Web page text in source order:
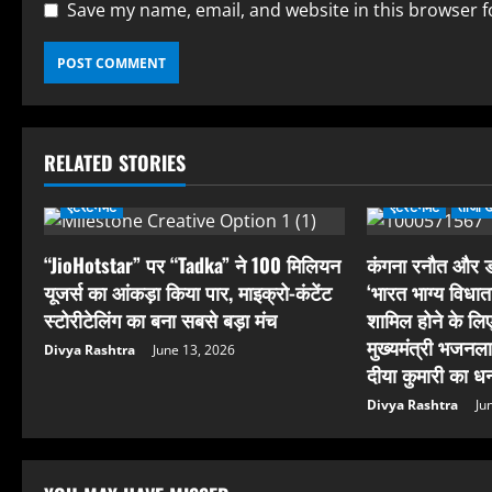
Save my name, email, and website in this browser
RELATED STORIES
एंटरटेनमेंट
“JioHotstar” पर “Tadka” ने 100 मिलियन
यूजर्स का आंकड़ा किया पार, माइक्रो-कंटेंट
स्टोरीटेलिंग का बना सबसे बड़ा मंच
Divya Rashtra June 13, 2026
एंटरटेनमेंट
ताजा
कंगना रनौत और
‘भारत भाग्य
शामिल होने के
मुख्यमंत्री
दीया कुमारी का
Divya Rashtra
Cultural